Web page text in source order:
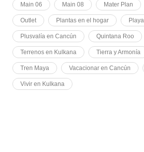
Main 06 Main 08 Mater Plan
Outlet Plantas en el hogar Playa
Plusvalía en Cancún Quintana Roo
Terrenos en Kulkana Tierra y Armonía
Tren Maya Vacacionar en Cancún
Vivir en Kulkana